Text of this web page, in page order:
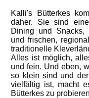
Kalli's Bütterkes
daher. Sie sind
Dining und Snacks,
und frischen,
traditionelle
Alles ist möglich,
und fein. Und eben,
so klein sind und
vielfältig ist, macht
Bütterkes zu